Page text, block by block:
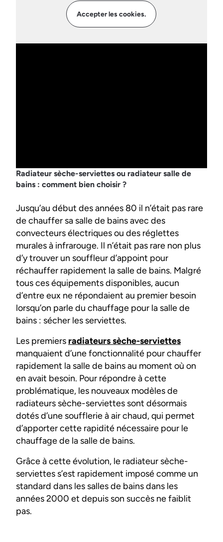
Accepter les cookies.
Radiateur sèche-serviettes ou radiateur salle de
bains : comment bien choisir ?
Jusqu’au début des années 80 il n’était pas rare
de chauffer sa salle de bains avec des
convecteurs électriques ou des réglettes
murales à infrarouge. Il n’était pas rare non plus
d’y trouver un souffleur d’appoint pour
réchauffer rapidement la salle de bains. Malgré
tous ces équipements disponibles, aucun
d’entre eux ne répondaient au premier besoin
lorsqu’on parle du chauffage pour la salle de
bains : sécher les serviettes.
Les premiers radiateurs sèche-serviettes
manquaient d’une fonctionnalité pour chauffer
rapidement la salle de bains au moment où on
en avait besoin. Pour répondre à cette
problématique, les nouveaux modèles de
radiateurs sèche-serviettes sont désormais
dotés d’une soufflerie à air chaud, qui permet
d’apporter cette rapidité nécessaire pour le
chauffage de la salle de bains.
Grâce à cette évolution, le radiateur sèche-
serviettes s’est rapidement imposé comme un
standard dans les salles de bains dans les
années 2000 et depuis son succès ne faiblit
pas.